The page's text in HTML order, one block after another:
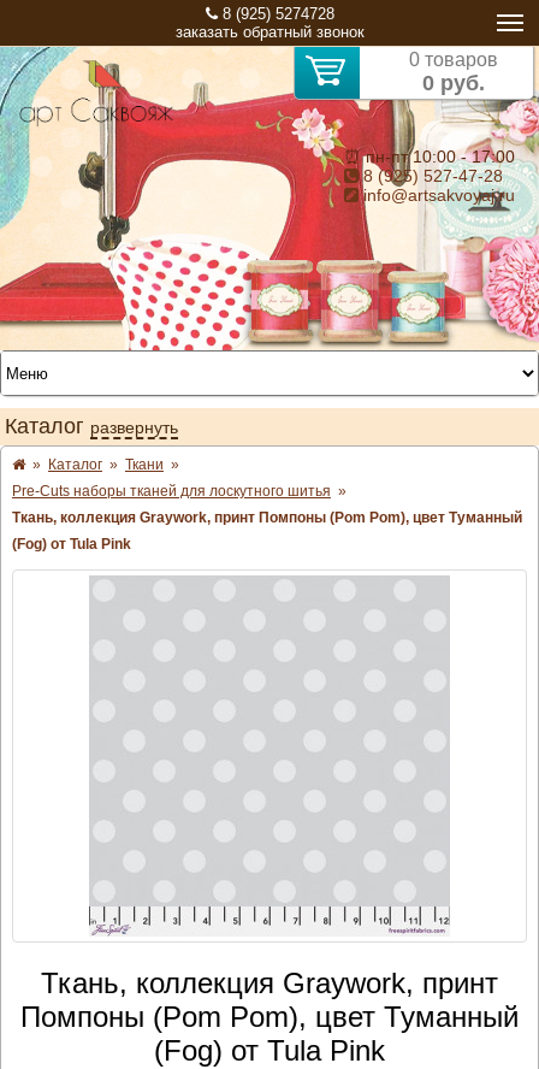
8 (925) 5274728
заказать обратный звонок
0 товаров
0 руб.
⏰ пн-пт 10:00 - 17:00
8 (925) 527-47-28
info@artsakvoyaj.ru
Каталог развернуть
» Каталог » Ткани »
Pre-Cuts наборы тканей для лоскутного шитья »
Ткань, коллекция Graywork, принт Помпоны (Pom Pom), цвет Туманный
(Fog) от Tula Pink
Ткань, коллекция Graywork, принт
Помпоны (Pom Pom), цвет Туманный
(Fog) от Tula Pink